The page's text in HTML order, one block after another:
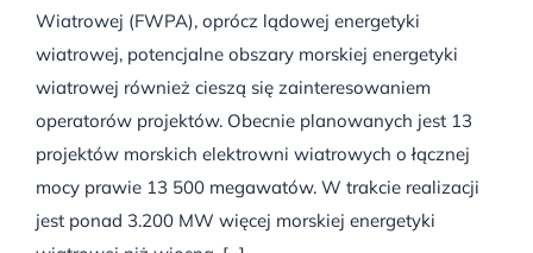
Wiatrowej (FWPA), oprócz lądowej energetyki
wiatrowej, potencjalne obszary morskiej energetyki
wiatrowej również cieszą się zainteresowaniem
operatorów projektów. Obecnie planowanych jest 13
projektów morskich elektrowni wiatrowych o łącznej
mocy prawie 13 500 megawatów. W trakcie realizacji
jest ponad 3.200 MW więcej morskiej energetyki